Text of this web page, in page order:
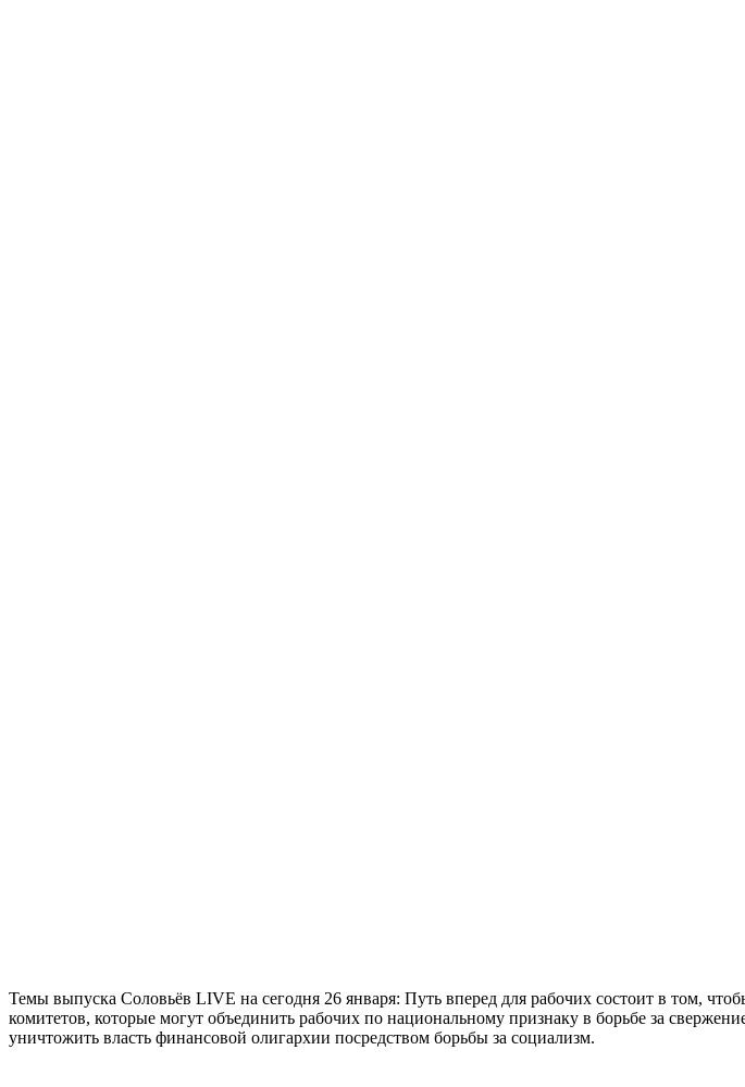
Темы выпуска Соловьёв LIVE на сегодня 26 января: Путь вперед для рабочих состоит в том,
комитетов, которые могут объединить рабочих по национальному признаку в борьбе за
уничтожить власть финансовой олигархии посредством борьбы за социализм.